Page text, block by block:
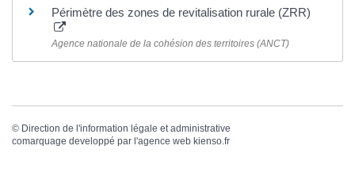
Périmètre des zones de revitalisation rurale (ZRR)
Agence nationale de la cohésion des territoires (ANCT)
© Direction de l'information légale et administrative
comarquage developpé par l'agence web kienso.fr